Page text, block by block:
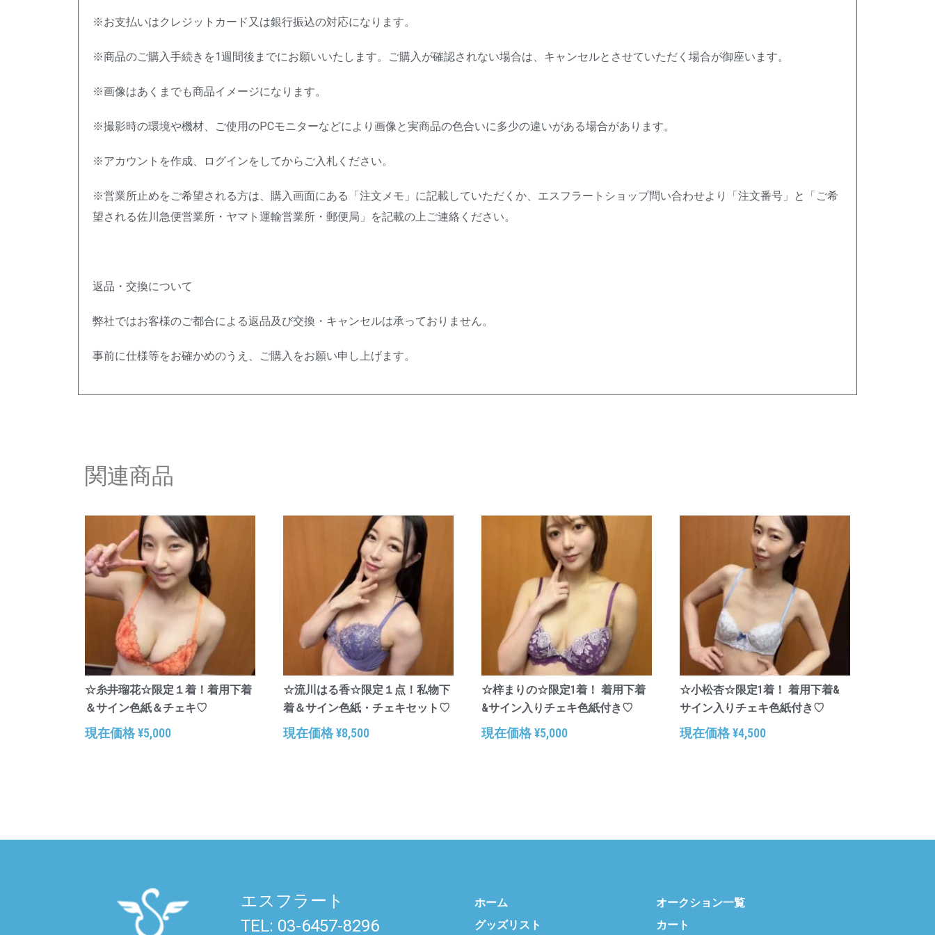
※お支払いはクレジットカード又は銀行振込の対応になります。
※商品のご購入手続きを1週間後までにお願いいたします。ご購入が確認されない場合は、キャンセルとさせていただく場合が御座います。
※画像はあくまでも商品イメージになります。
※撮影時の環境や機材、ご使用のPCモニターなどにより画像と実商品の色合いに多少の違いがある場合があります。
※アカウントを作成、ログインをしてからご入札ください。
※営業所止めをご希望される方は、購入画面にある「注文メモ」に記載していただくか、エスフラートショップ問い合わせより「注文番号」と「ご希
望される佐川急便営業所・ヤマト運輸営業所・郵便局」を記載の上ご連絡ください。
返品・交換について
弊社ではお客様のご都合による返品及び交換・キャンセルは承っておりません。
事前に仕様等をお確かめのうえ、ご購入をお願い申し上げます。
関連商品
☆糸井瑠花☆限定１着！着用下着
＆サイン色紙＆チェキ♡
現在価格¥5,000
☆流川はる香☆限定１点！私物下
着＆サイン色紙・チェキセット♡
現在価格¥8,500
☆梓まりの☆限定1着！ 着用下着
&サイン入りチェキ色紙付き♡
現在価格¥5,000
☆小松杏☆限定1着！ 着用下着&
サイン入りチェキ色紙付き♡
現在価格¥4,500
エスフラート
TEL: 03-6457-8296
ホーム
オークション一覧
グッズリスト
カート